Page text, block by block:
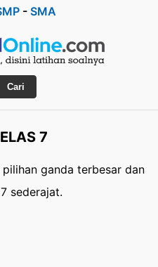
- SMA
Cari
7
ganda terbesar dan
sederajat.